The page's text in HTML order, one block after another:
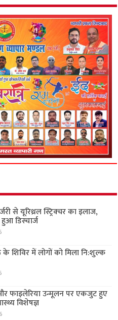
से यूरिथ्रल स्ट्रिक्चर का इलाज,
डिस्चार्ज
शिविर में लोगों को मिला नि:शुल्क
फाइलेरिया उन्मूलन पर एकजुट हुए
विशेषज्ञ